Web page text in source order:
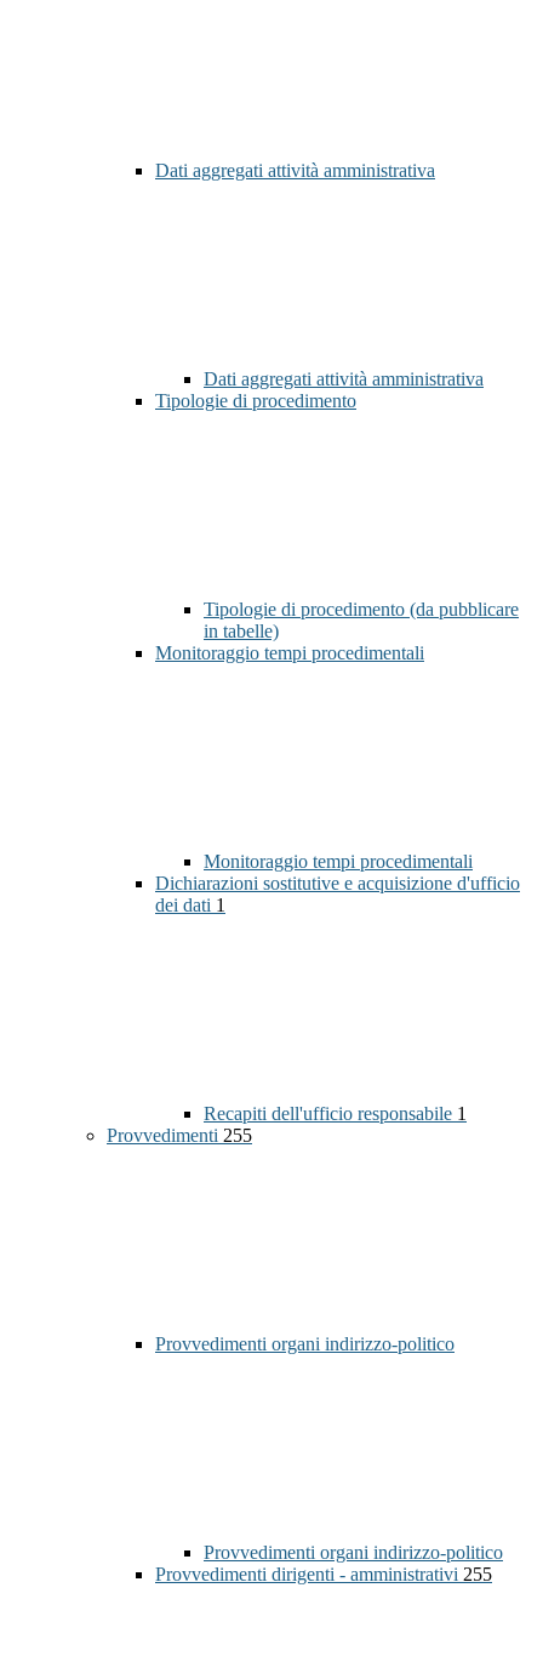
Dati aggregati attività amministrativa
Dati aggregati attività amministrativa
Tipologie di procedimento
Tipologie di procedimento (da pubblicare
in tabelle)
Monitoraggio tempi procedimentali
Monitoraggio tempi procedimentali
Dichiarazioni sostitutive e acquisizione d'ufficio
dei dati 1
Recapiti dell'ufficio responsabile 1
Provvedimenti 255
Provvedimenti organi indirizzo-politico
Provvedimenti organi indirizzo-politico
Provvedimenti dirigenti - amministrativi 255